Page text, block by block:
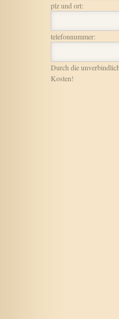
plz und ort:
telefonnummer:
Durch die
Kosten!